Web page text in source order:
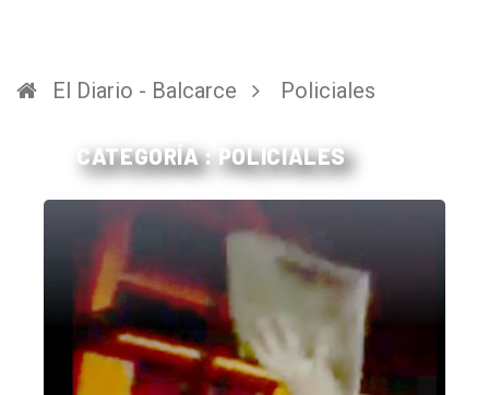
El Diario - Balcarce Policiales
CATEGORÍA : POLICIALES